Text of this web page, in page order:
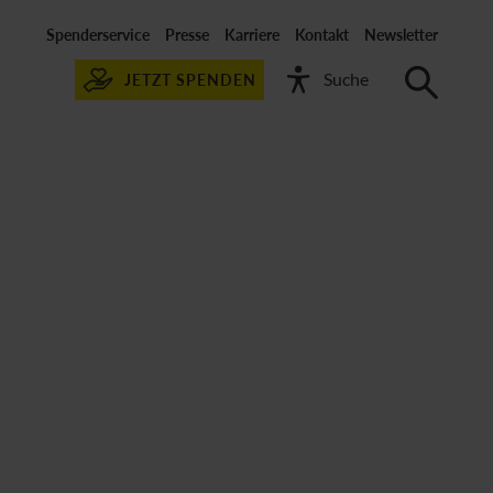
Spenderservice Presse Karriere Kontakt Newsletter
JETZT SPENDEN